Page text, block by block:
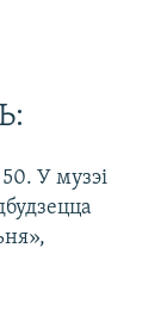
У музэі